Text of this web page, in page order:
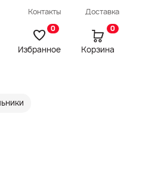
Контакты Доставка
0
Избранное
0
Корзина